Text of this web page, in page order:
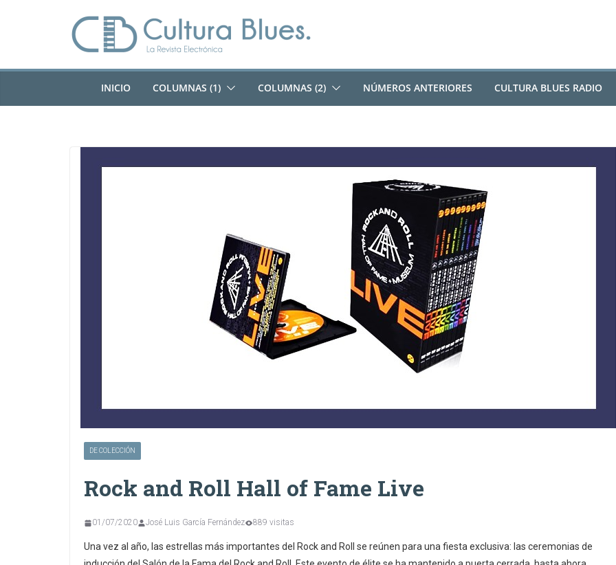
INICIO COLUMNAS (1) COLUMNAS (2) NÚMEROS ANTERIORES CULTURA BLUES RADIO
DE COLECCIÓN
Rock and Roll Hall of Fame Live
01/07/2020 José Luis García Fernández 889 visitas
Una vez al año, las estrellas más importantes del Rock and Roll se reúnen para una fiesta exclusiva: las ceremonias de